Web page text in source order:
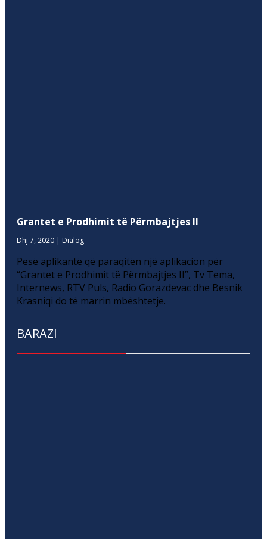
Grantet e Prodhimit të Përmbajtjes II
Dhj 7, 2020 | Dialog
Pesë aplikantë që paraqitën një aplikacion për
“Grantet e Prodhimit të Përmbajtjes II”, Tv Tema,
Internews, RTV Puls, Radio Gorazdevac dhe Besnik
Krasniqi do të marrin mbështetje.
BARAZI